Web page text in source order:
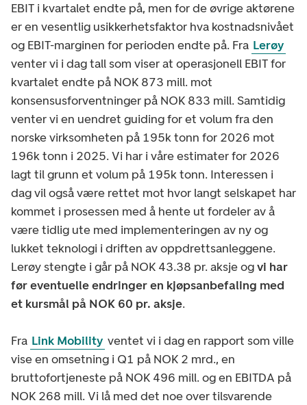
EBIT i kvartalet endte på, men for de øvrige aktørene
er en vesentlig usikkerhetsfaktor hva kostnadsnivået
og EBIT-marginen for perioden endte på. Fra Lerøy
venter vi i dag tall som viser at operasjonell EBIT for
kvartalet endte på NOK 873 mill. mot
konsensusforventninger på NOK 833 mill. Samtidig
venter vi en uendret guiding for et volum fra den
norske virksomheten på 195k tonn for 2026 mot
196k tonn i 2025. Vi har i våre estimater for 2026
lagt til grunn et volum på 195k tonn. Interessen i
dag vil også være rettet mot hvor langt selskapet har
kommet i prosessen med å hente ut fordeler av å
være tidlig ute med implementeringen av ny og
lukket teknologi i driften av oppdrettsanleggene.
Lerøy stengte i går på NOK 43.38 pr. aksje ogvi har
før eventuelle endringer en kjøpsanbefaling med
et kursmål på NOK 60 pr. aksje.
Fra Link Mobility ventet vi i dag en rapport som ville
vise en omsetning i Q1 på NOK 2 mrd., en
bruttofortjeneste på NOK 496 mill. og en EBITDA på
NOK 268 mill. Vi lå med det noe over tilsvarende